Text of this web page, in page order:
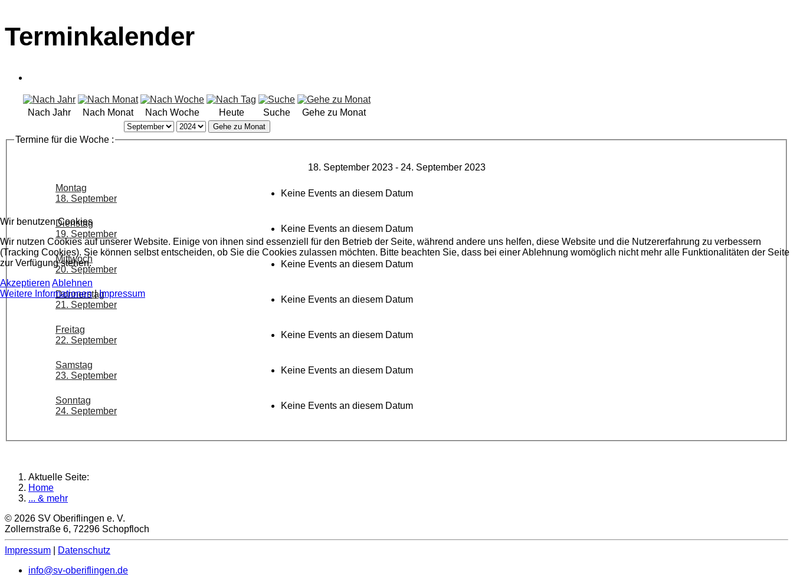
Terminkalender
Nach Jahr Nach Monat Nach Woche Heute Suche Gehe zu Monat
Gehe zu Monat
Termine für die Woche :
18. September 2023 - 24. September 2023
Montag
18. September
Keine Events an diesem Datum
Dienstag
19. September
Keine Events an diesem Datum
Mittwoch
20. September
Keine Events an diesem Datum
Donnerstag
21. September
Keine Events an diesem Datum
Freitag
22. September
Keine Events an diesem Datum
Samstag
23. September
Keine Events an diesem Datum
Sonntag
24. September
Keine Events an diesem Datum
Aktuelle Seite:
Home
... & mehr
© 2026 SV Oberiflingen e. V.
Zollernstraße 6, 72296 Schopfloch
Impressum
Datenschutz
info@sv-oberiflingen.de
Wir benutzen Cookies
Wir nutzen Cookies auf unserer Website. Einige von ihnen sind essenziell für den Betrieb der Seite, während andere uns helfen, diese Website und die Nutzererfahrung zu verbessern
(Tracking Cookies). Sie können selbst entscheiden, ob Sie die Cookies zulassen möchten. Bitte beachten Sie, dass bei einer Ablehnung womöglich nicht mehr alle Funktionalitäten der Seite
zur Verfügung stehen.
Akzeptieren Ablehnen
Weitere Informationen|Impressum